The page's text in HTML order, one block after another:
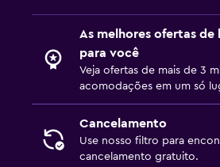
As melhores ofertas de
para você
Veja ofertas de mais de 3
acomodações em um só
Cancelamento
Use nosso filtro para
cancelamento gratuito.